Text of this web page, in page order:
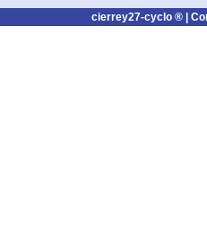
cierrey27-cyclo ® |